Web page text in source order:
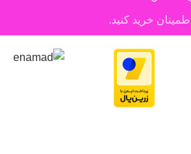
خرید کنید.